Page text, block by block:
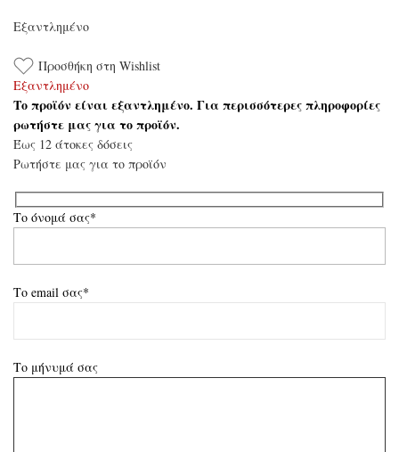
Εξαντλημένο
Προσθήκη στη Wishlist
Εξαντλημένο
Το προϊόν είναι εξαντλημένο. Για περισσότερες πληροφορίες
ρωτήστε μας για το προϊόν.
Έως 12 άτοκες δόσεις
Ρωτήστε μας για το προϊόν
Το όνομά σας*
Το email σας*
Το μήνυμά σας